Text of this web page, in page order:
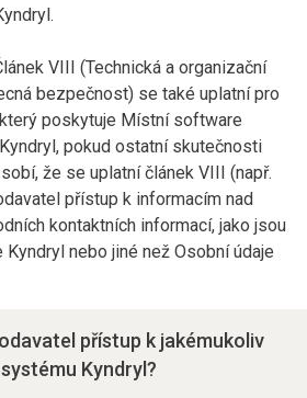
VIII (Technická a organizační
bezpečnost) se také uplatní pro
poskytuje Místní software
pokud ostatní skutečnosti
že se uplatní článek VIII (např.
přístup k informacím nad
kontaktních informací, jako jsou
Kyndryl nebo jiné než Osobní údaje
přístup k jakémukoliv
Kyndryl?